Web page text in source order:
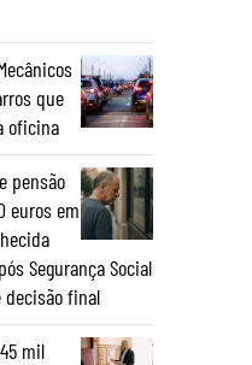
que
oficina
pensão
euros em
Segurança Social
final
mil